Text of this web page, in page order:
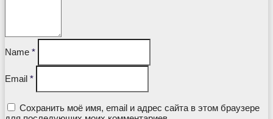
Name *
Email *
Сохранить моё имя, email и адрес сайта в этом браузере